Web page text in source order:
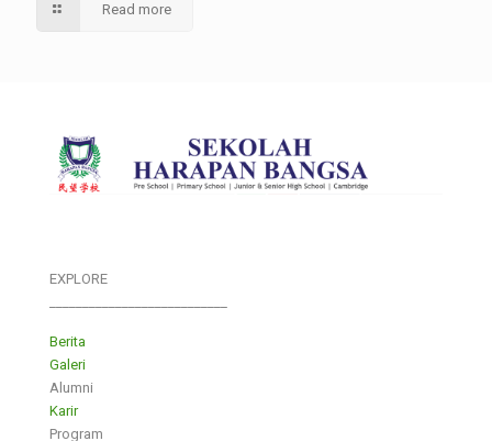
Read more
EXPLORE
Berita
Galeri
Alumni
Karir
Program